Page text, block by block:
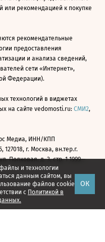
и технологии
данным сайтом, вы
файлов cookie
с Политикой в
ОК
или рекомендацией к покупке
рекомендательные
предоставления
и анализа сведений,
сети «Интернет»,
Федерации).
технологий в виджетах
на сайте vedomosti.ru: СМИ2,
Медиа, ИНН/КПП
127018, г. Москва, вн.тер.г.
Полковая, д. 3, стр. 1 1999—